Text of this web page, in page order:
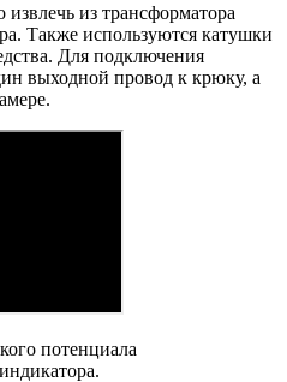
из трансформатора
Также используются катушки
Для подключения
выходной провод к крюку, а
потенциала